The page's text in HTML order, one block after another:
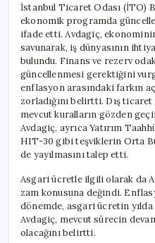
İstanbul Ticaret Odası (İTO)
ekonomik programda
ifade etti. Avdagiç,
savunarak, iş dünyasının
bulundu. Finans ve rezerv
güncellenmesi gerektiğini
enflasyon arasındaki farkın
zorladığını belirtti. Dış
mevcut kuralların gözden
Avdagiç, ayrıca Yatırım
HIT-30 gibi teşviklerin Orta
de yayılmasını talep etti.
Asgari ücretle ilgili olarak da
zam konusuna değindi.
dönemde, asgari ücretin
Avdagiç, mevcut sürecin
olacağını belirtti.